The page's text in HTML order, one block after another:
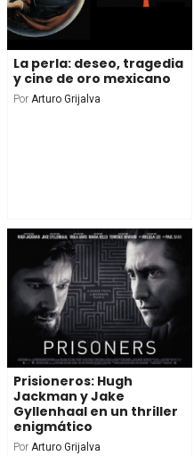
La perla: deseo, tragedia
y cine de oro mexicano
Por Arturo Grijalva
Prisioneros: Hugh
Jackman y Jake
Gyllenhaal en un thriller
enigmático
Por Arturo Grijalva